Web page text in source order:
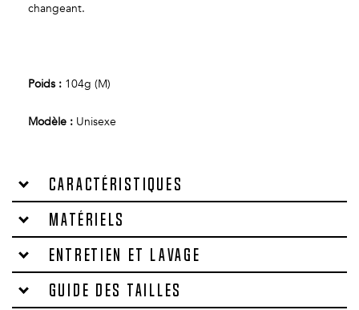
changeant.
Poids : 104g (M)
Modèle : Unisexe
Caractéristiques
Matériels
Entretien et lavage
Guide des tailles